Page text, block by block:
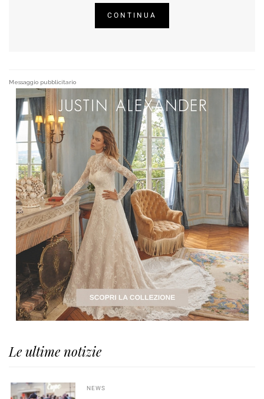
CONTINUA
Messaggio pubblicitario
Le ultime notizie
NEWS